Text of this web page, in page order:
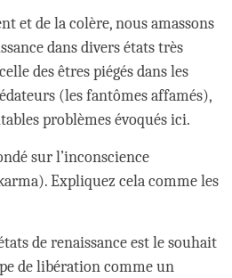
et de la colère, nous amassons
dans divers états très
des êtres piégés dans les
(les fantômes affamés),
problèmes évoqués ici.
sur l’inconscience
Expliquez cela comme les
de renaissance est le souhait
de libération comme un